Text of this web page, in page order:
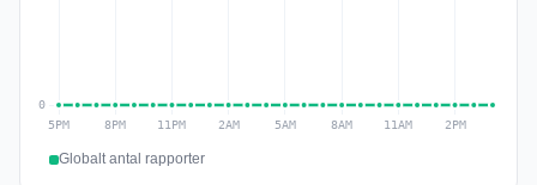
Globalt antal rapporter